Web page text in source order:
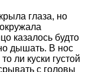
глаза, но
казалось будто
дышать. В нос
ли куски густой
с головы